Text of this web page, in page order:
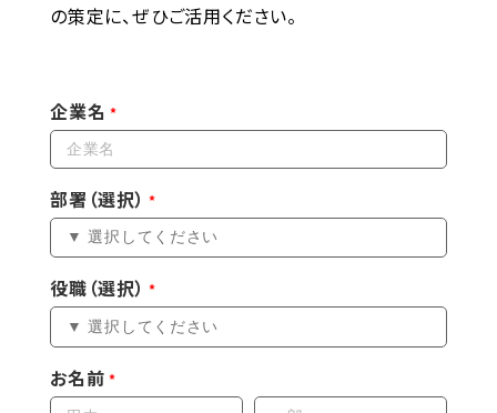
の策定に、ぜひご活用ください。
企業名
部署（選択）
役職（選択）
お名前